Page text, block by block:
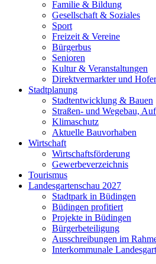
Familie & Bildung
Gesellschaft & Soziales
Sport
Freizeit & Vereine
Bürgerbus
Senioren
Kultur & Veranstaltungen
Direktvermarkter und
Stadtplanung
Stadtentwicklung & Bauen
Straßen- und Wegebau,
Klimaschutz
Aktuelle Bauvorhaben
Wirtschaft
Wirtschaftsförderung
Gewerbeverzeichnis
Tourismus
Landesgartenschau 2027
Stadtpark in Büdingen
Büdingen profitiert
Projekte in Büdingen
Bürgerbeteiligung
Ausschreibungen im
Interkommunale